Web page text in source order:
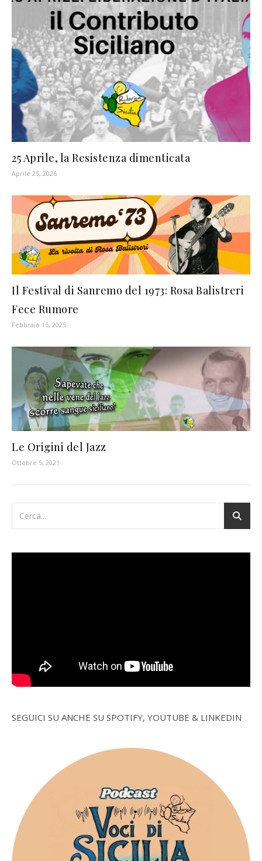
25 Aprile, la Resistenza dimenticata
Aprile 25, 2026
Il Festival di Sanremo del 1973: Rosa Balistreri
Fece Rumore
Febbraio 15, 2025
Le Origini del Jazz
Ottobre 5, 2021
SEGUICI SU ANCHE SU SPOTIFY, YOUTUBE & LINKEDIN